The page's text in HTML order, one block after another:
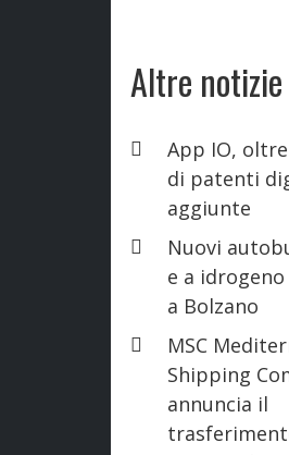
Altre notizie
App IO,
di patenti
aggiunte
Nuovi
e a
a Bolzano
MSC
Shipping
annuncia il